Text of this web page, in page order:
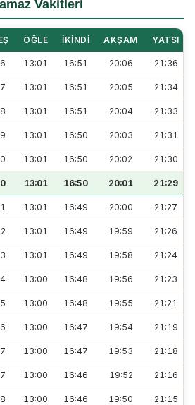
Vakitleri
ÖĞLE İKINDI AKŞAM YATSI
13:01 16:51 20:06 21:36
13:01 16:51 20:05 21:34
13:01 16:51 20:04 21:33
13:01 16:50 20:03 21:31
13:01 16:50 20:02 21:30
13:01 16:50 20:01 21:29
13:01 16:49 20:00 21:27
13:01 16:49 19:59 21:26
13:01 16:49 19:58 21:24
13:00 16:48 19:56 21:23
13:00 16:48 19:55 21:21
13:00 16:47 19:54 21:19
13:00 16:47 19:53 21:18
13:00 16:46 19:52 21:16
13:00 16:46 19:50 21:15